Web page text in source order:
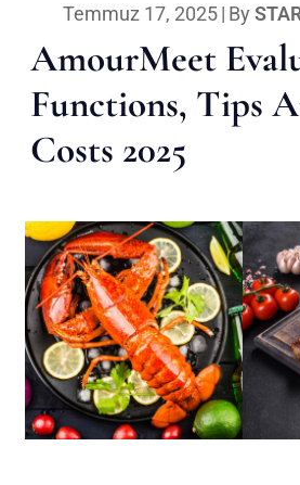
Temmuz 17, 2025| By
AmourMeet
Functions, Tips
Costs 2025